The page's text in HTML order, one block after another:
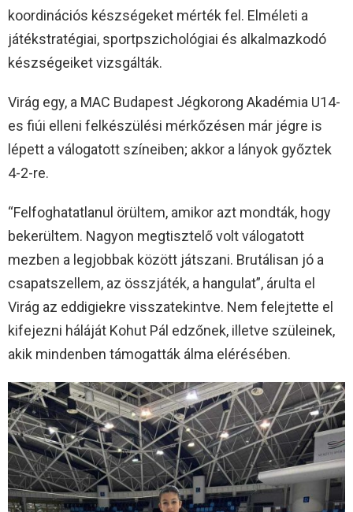
koordinációs készségeket mérték fel. Elméleti a
játékstratégiai, sportpszichológiai és alkalmazkodó
készségeiket vizsgálták.
Virág egy, a MAC Budapest Jégkorong Akadémia U14-
es fiúi elleni felkészülési mérkőzésen már jégre is
lépett a válogatott színeiben; akkor a lányok győztek
4-2-re.
“Felfoghatatlanul örültem, amikor azt mondták, hogy
bekerültem. Nagyon megtisztelő volt válogatott
mezben a legjobbak között játszani. Brutálisan jó a
csapatszellem, az összjáték, a hangulat”, árulta el
Virág az eddigiekre visszatekintve. Nem felejtette el
kifejezni háláját Kohut Pál edzőnek, illetve szüleinek,
akik mindenben támogatták álma elérésében.